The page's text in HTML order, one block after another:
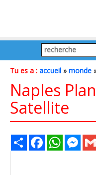
Tu es a : accueil » monde
Naples
Satellite
Share FacebookWhatsApp